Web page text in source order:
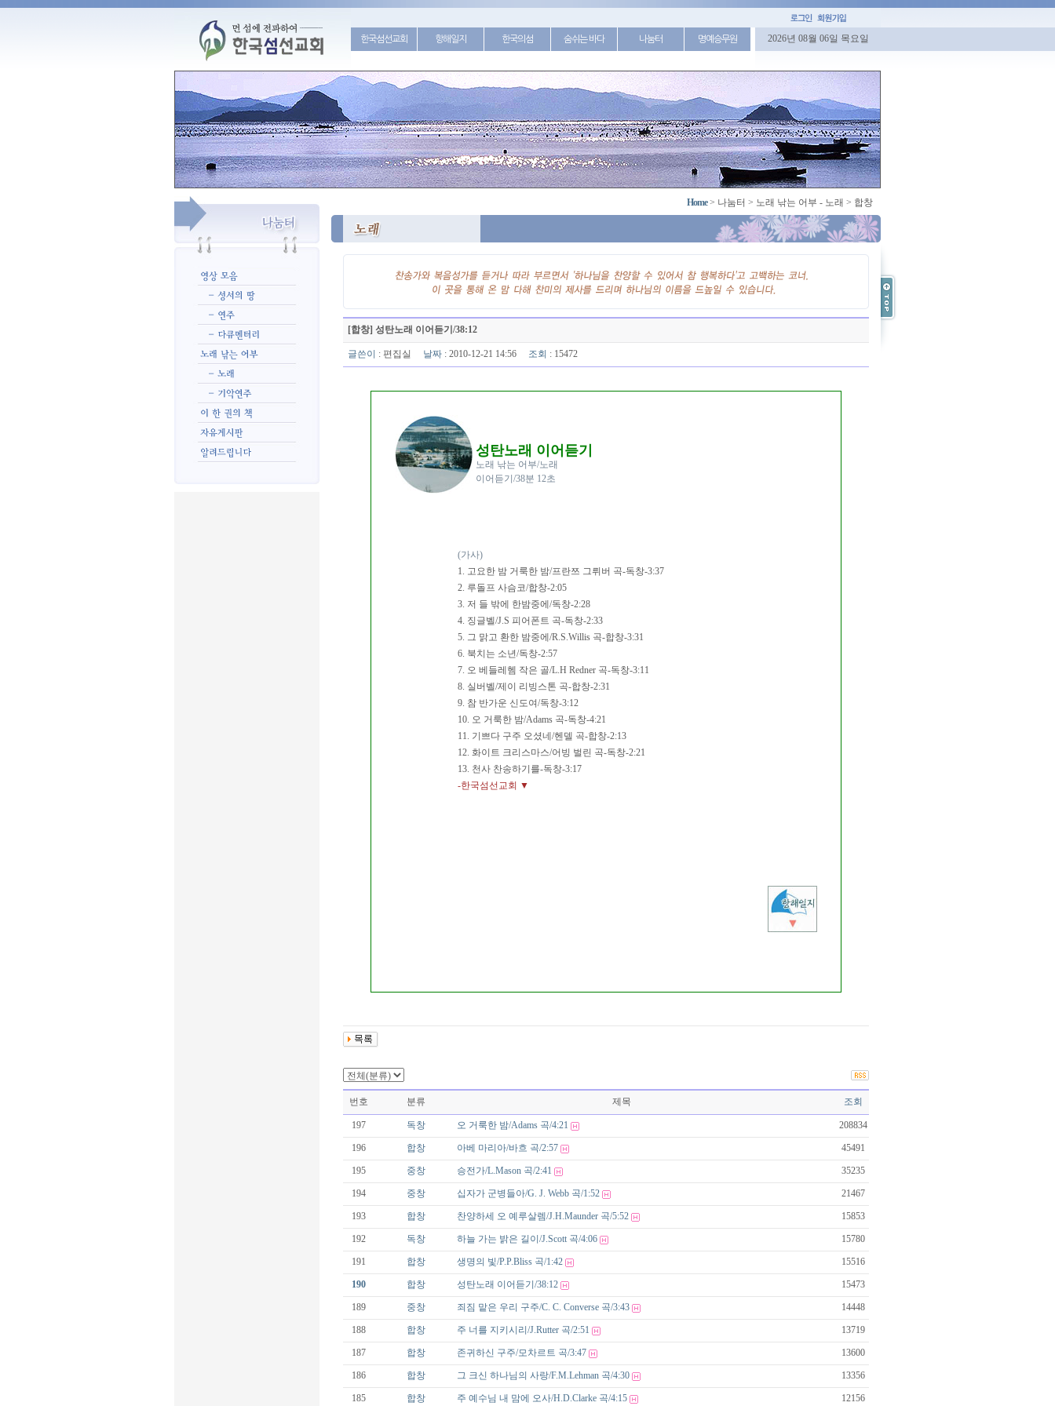
한국섬선교회 항해일지 한국의섬 숨쉬는 바다 나눔터 명예승무원 2026년 08월 06일 목요일
Home> 나눔터 > 노래 낚는 어부 - 노래 > 합창
[합창] 성탄노래 이어듣기/38:12
글쓴이 : 편집실 날짜 : 2010-12-21 14:56 조회 : 15472
성탄노래 이어듣기
노래 낚는 어부/노래
이어듣기/38분 12초
(가사)
1. 고요한 밤 거룩한 밤/프란쯔 그뤼버 곡-독창-3:37
2. 루돌프 사슴코/합창-2:05
3. 저 들 밖에 한밤중에/독창-2:28
4. 징글벨/J.S 피어폰트 곡-독창-2:33
5. 그 맑고 환한 밤중에/R.S.Willis 곡-합창-3:31
6. 북치는 소년/독창-2:57
7. 오 베들레헴 작은 골/L.H Redner 곡-독창-3:11
8. 실버벨/제이 리빙스톤 곡-합창-2:31
9. 참 반가운 신도여/독창-3:12
10. 오 거룩한 밤/Adams 곡-독창-4:21
11. 기쁘다 구주 오셨네/헨델 곡-합창-2:13
12. 화이트 크리스마스/어빙 벌린 곡-독창-2:21
13. 천사 찬송하기를-독창-3:17
-한국섬선교회 ▼
번호 분류 제목 조회
197 독창 오 거룩한 밤/Adams 곡/4:21 208834
196 합창 아베 마리아/바흐 곡/2:57 45491
195 중창 승전가/L.Mason 곡/2:41 35235
194 중창 십자가 군병들아/G. J. Webb 곡/1:52 21467
193 합창 찬양하세 오 예루살렘/J.H.Maunder 곡/5:52 15853
192 독창 하늘 가는 밝은 길이/J.Scott 곡/4:06 15780
191 합창 생명의 빛/P.P.Bliss 곡/1:42 15516
190 합창 성탄노래 이어듣기/38:12 15473
189 중창 죄짐 맡은 우리 구주/C. C. Converse 곡/3:43 14448
188 합창 주 너를 지키시리/J.Rutter 곡/2:51 13719
187 합창 존귀하신 구주/모차르트 곡/3:47 13600
186 합창 그 크신 하나님의 사랑/F.M.Lehman 곡/4:30 13356
185 합창 주 예수님 내 맘에 오사/H.D.Clarke 곡/4:15 12156